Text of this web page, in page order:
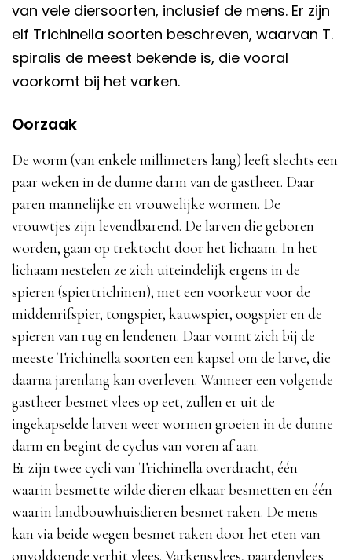
van vele diersoorten, inclusief de mens. Er zijn
elf Trichinella soorten beschreven, waarvan T.
spiralis de meest bekende is, die vooral
voorkomt bij het varken.
Oorzaak
De worm (van enkele millimeters lang) leeft slechts een
paar weken in de dunne darm van de gastheer. Daar
paren mannelijke en vrouwelijke wormen. De
vrouwtjes zijn levendbarend. De larven die geboren
worden, gaan op trektocht door het lichaam. In het
lichaam nestelen ze zich uiteindelijk ergens in de
spieren (spiertrichinen), met een voorkeur voor de
middenrifspier, tongspier, kauwspier, oogspier en de
spieren van rug en lendenen. Daar vormt zich bij de
meeste Trichinella soorten een kapsel om de larve, die
daarna jarenlang kan overleven. Wanneer een volgende
gastheer besmet vlees op eet, zullen er uit de
ingekapselde larven weer wormen groeien in de dunne
darm en begint de cyclus van voren af aan.
Er zijn twee cycli van Trichinella overdracht, één
waarin besmette wilde dieren elkaar besmetten en één
waarin landbouwhuisdieren besmet raken. De mens
kan via beide wegen besmet raken door het eten van